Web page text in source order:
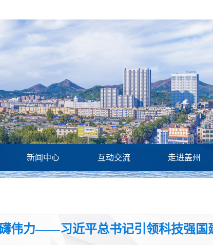
新闻中心 互动交流 走进盖州
伟力——习近平总书记引领科技强国